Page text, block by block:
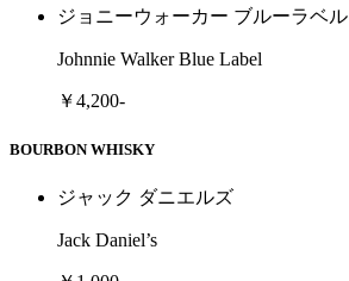
ジョニーウォーカー ブルーラベル
Johnnie Walker Blue Label
￥4,200-
BOURBON WHISKY
ジャック ダニエルズ
Jack Daniel’s